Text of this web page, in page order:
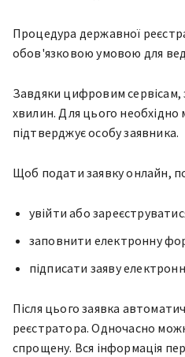
Процедура державної
обов'язковою умовою для
Завдяки цифровим
хвилин. Для цього необхідно
підтверджує особу заявника.
Щоб подати заявку онлайн,
увійти або
заповнити електронну
підписати заяву
Після цього заявка
реєстратора. Одночасно
спрощену. Вся інформація